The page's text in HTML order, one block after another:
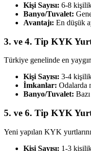
Kişi Sayısı: 6-8
Banyo/Tuvalet:
Avantajı: En düşük
3. ve 4. Tip KYK
Türkiye genelinde en
Kişi Sayısı: 3-4
İmkanlar: Odalarda
Banyo/Tuvalet:
5. ve 6. Tip KYK
Yeni yapılan KYK
Kişi Sayısı: 1-3